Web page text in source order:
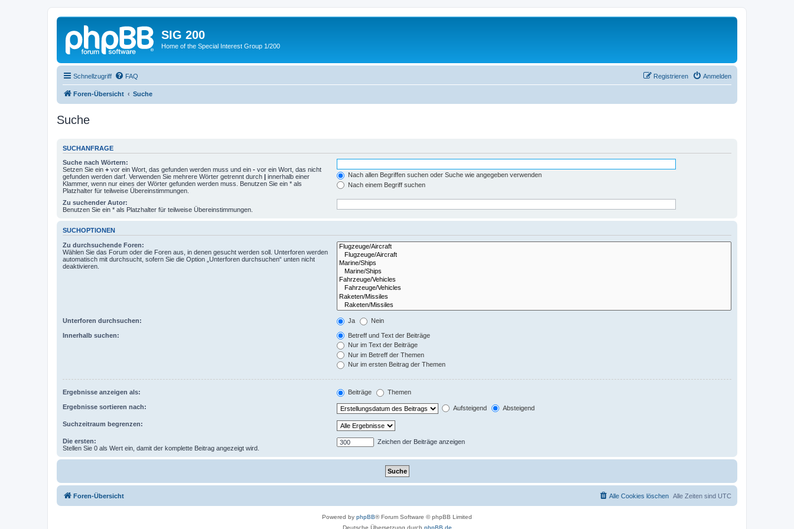
SIG 200
Home of the Special Interest Group 1/200
Schnellzugriff FAQ Anmelden
Registrieren
Foren-Übersicht Suche
Suche
SUCHANFRAGE
Suche nach Wörtern:
Setzen Sie ein + vor ein Wort, das gefunden werden muss und ein - vor ein Wort, das nicht
gefunden werden darf. Verwenden Sie mehrere Wörter getrennt durch | innerhalb einer
Klammer, wenn nur eines der Wörter gefunden werden muss. Benutzen Sie ein * als
Platzhalter für teilweise Übereinstimmungen.
Nach allen Begriffen suchen oder Suche wie angegeben verwenden
Nach einem Begriff suchen
Zu suchender Autor:
Benutzen Sie ein * als Platzhalter für teilweise Übereinstimmungen.
SUCHOPTIONEN
Zu durchsuchende Foren:
Wählen Sie das Forum oder die Foren aus, in denen gesucht werden soll. Unterforen werden
automatisch mit durchsucht, sofern Sie die Option „Unterforen durchsuchen“ unten nicht
deaktivieren.
Unterforen durchsuchen: Ja Nein
Innerhalb suchen:
Betreff und Text der Beiträge
Nur im Text der Beiträge
Nur im Betreff der Themen
Nur im ersten Beitrag der Themen
Ergebnisse anzeigen als: Beiträge Themen
Ergebnisse sortieren nach: Aufsteigend Absteigend
Suchzeitraum begrenzen:
Die ersten:
Stellen Sie 0 als Wert ein, damit der komplette Beitrag angezeigt wird.
Zeichen der Beiträge anzeigen
Foren-Übersicht Alle Zeiten sind UTC
Alle Cookies löschen
Powered by phpBB® Forum Software © phpBB Limited
Deutsche Übersetzung durch phpBB.de